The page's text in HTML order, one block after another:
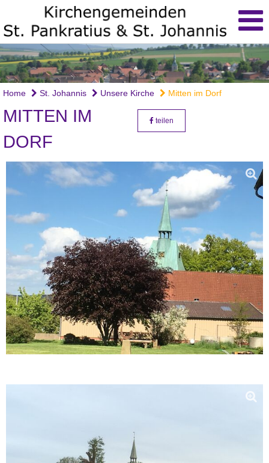
Home St. Johannis Unsere Kirche Mitten im Dorf
MITTEN IM
DORF
teilen